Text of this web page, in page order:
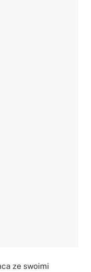
ze swoimi